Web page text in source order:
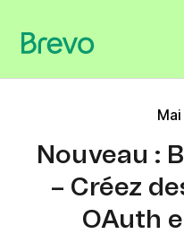
Nouveau :
– Créez
OAuth